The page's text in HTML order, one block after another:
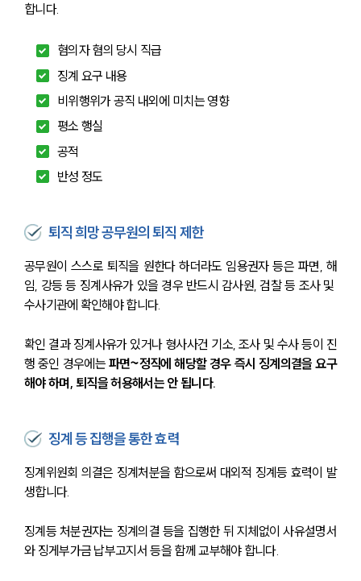
합니다.
혐의자 혐의 당시 직급
징계 요구 내용
비위행위가 공직 내외에 미치는 영향
평소 행실
공적
반성 정도
퇴직 희망 공무원의 퇴직 제한
공무원이 스스로 퇴직을 원한다 하더라도 임용권자 등은 파면, 해
임, 강등 등 징계사유가 있을 경우 반드시 감사원, 검찰 등 조사 및
수사기관에 확인해야 합니다.
확인 결과 징계사유가 있거나 형사사건 기소, 조사 및 수사 등이 진
행 중인 경우에는 파면~정직에 해당할 경우 즉시 징계의결을 요구
해야 하며, 퇴직을 허용해서는 안 됩니다.
징계 등 집행을 통한 효력
징계위원회 의결은 징계처분을 함으로써 대외적 징계등 효력이 발
생합니다.
징계등 처분권자는 징계의결 등을 집행한 뒤 지체없이 사유설명서
와 징게부가금 납부고지서 등을 함께 교부해야 합니다.